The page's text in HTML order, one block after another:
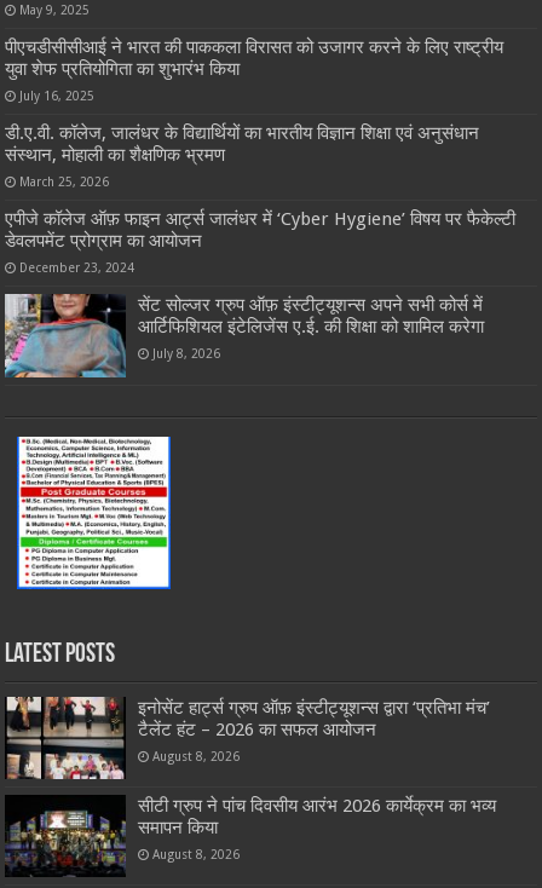
May 9, 2025
पीएचडीसीसीआई ने भारत की पाककला विरासत को उजागर करने के लिए राष्ट्रीय
युवा शेफ प्रतियोगिता का शुभारंभ किया
July 16, 2025
डी.ए.वी. कॉलेज, जालंधर के विद्यार्थियों का भारतीय विज्ञान शिक्षा एवं अनुसंधान
संस्थान, मोहाली का शैक्षणिक भ्रमण
March 25, 2026
एपीजे कॉलेज ऑफ़ फाइन आर्ट्स जालंधर में ‘Cyber Hygiene’ विषय पर फैकेल्टी
डेवलपमेंट प्रोग्राम का आयोजन
December 23, 2024
सेंट सोल्जर ग्रुप ऑफ़ इंस्टीट्यूशन्स अपने सभी कोर्स में
आर्टिफिशियल इंटेलिजेंस ए.ई. की शिक्षा को शामिल करेगा
July 8, 2026
Latest Posts
इनोसेंट हार्ट्स ग्रुप ऑफ़ इंस्टीट्यूशन्स द्वारा ‘प्रतिभा मंच’
टैलेंट हंट – 2026 का सफल आयोजन
August 8, 2026
सीटी ग्रुप ने पांच दिवसीय आरंभ 2026 कार्येक्रम का भव्य
समापन किया
August 8, 2026